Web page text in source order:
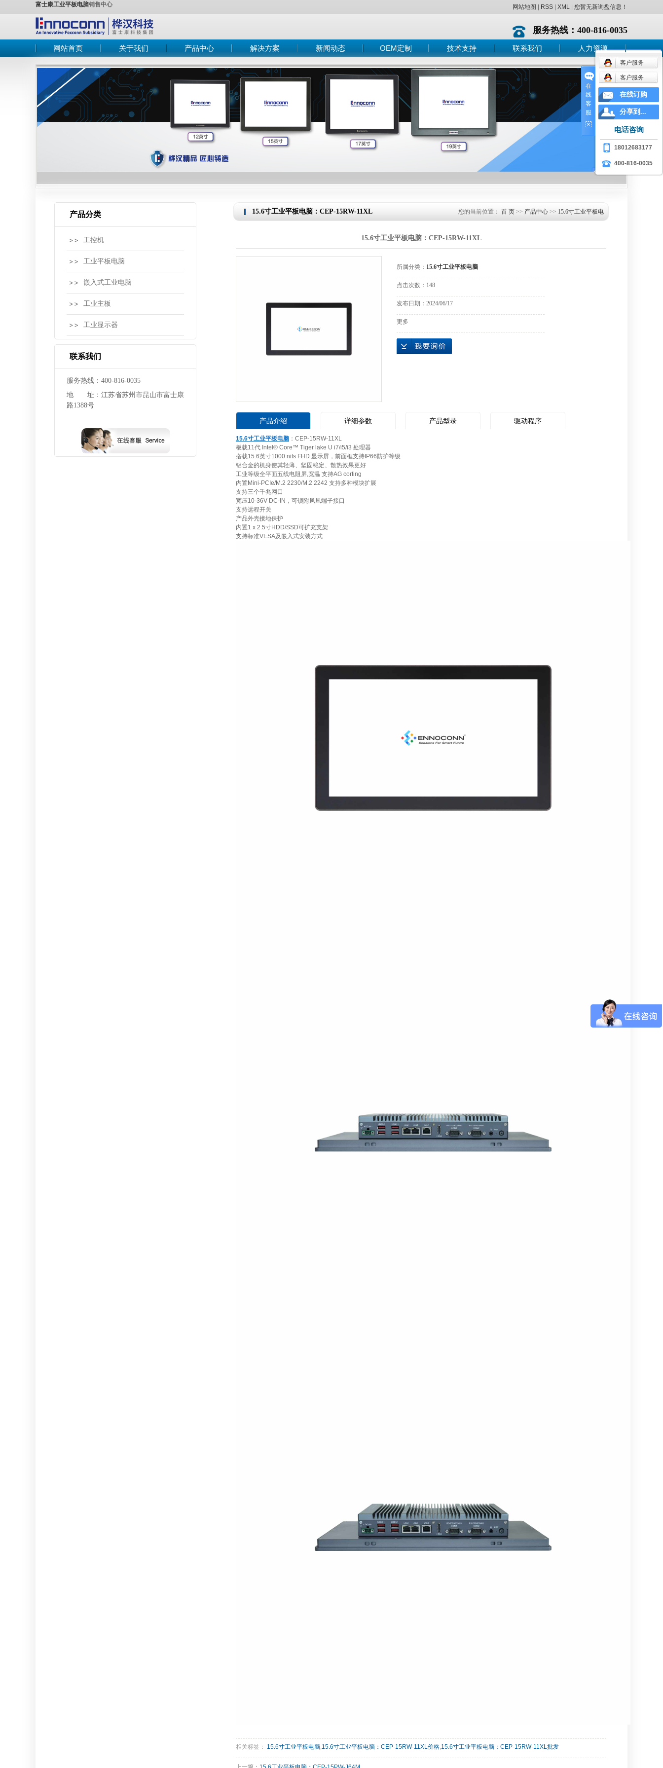
富士康工业平板电脑销售中心 网站地图 RSS XML 您暂无新询盘信息！
服务热线：400-816-0035
网站首页 关于我们
公司简介
在线订购
联系我们
产品中心
工控机
工业平板电脑
工业显示器
解决方案
智能交通
智能终端
自动化设备
医疗设备
新闻动态
公司新闻
行业新闻
技术知识
OEM定制
OEM/ODM客制化服务
客制化服务与流程
技术支持
技术支持
联系我们 人力资源
销售专员
PM项目工程师
产品分类
工控机
工业平板电脑
嵌入式工业电脑
工业主板
工业显示器
联系我们
服务热线：400-816-0035
地 址：江苏省苏州市昆山市富士康
路1388号
15.6寸工业平板电脑：CEP-15RW-11XL 您的当前位置： 首 页 >> 产品中心 >> 15.6寸工业平板电
15.6寸工业平板电脑：CEP-15RW-11XL
所属分类： 15.6寸工业平板电脑
点击次数： 148
发布日期： 2024/06/17
更多
产品介绍 详细参数 产品型录 驱动程序
15.6寸工业平板电脑 ：CEP-15RW-11XL
板载11代 Intel® Core™ Tiger lake U i7/i5/i3 处理器
搭载15.6英寸1000 nits FHD 显示屏，前面框支持IP66防护等级
铝合金的机身使其轻薄、坚固稳定、散热效果更好
工业等级全平面五线电阻屏,宽温 支持AG corting
内置Mini-PCIe/M.2 2230/M.2 2242 支持多种模块扩展
支持三个千兆网口
宽压10-36V DC-IN，可锁附凤凰端子接口
支持远程开关
产品外壳接地保护
内置1 x 2.5寸HDD/SSD可扩充支架
支持标准VESA及嵌入式安装方式
相关标签： 15.6寸工业平板电脑,15.6寸工业平板电脑：CEP-15RW-11XL价格,15.6寸工业平板电脑：CEP-15RW-11XL批发
在
线
客
服
客户服务
客户服务
在线订购
分享到...
电话咨询
18012683177
400-816-0035